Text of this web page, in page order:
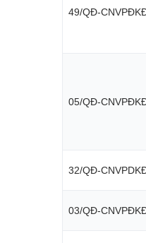
49/QĐ-
05/QĐ-
32/QĐ-
03/QĐ-